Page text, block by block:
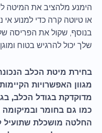
הימנע מלהציב את המיטה
או טיוטה קרה כדי למנוע אי
בנוסף, שקול את הפריסה
שלך יכול להרגיש בטוח
בחירת מיטת הכלב
מגוון האפשרויות
מדוקדקת בגודל הכלב,
כמו גם בחומר
החלטה מושכלת שתועיל